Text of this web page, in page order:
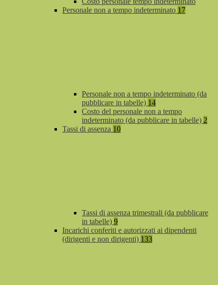
Personale non a tempo indeterminato 17
Personale non a tempo indeterminato (da
pubblicare in tabelle) 14
Costo del personale non a tempo
indeterminato (da pubblicare in tabelle) 2
Tassi di assenza 10
Tassi di assenza trimestrali (da pubblicare
in tabelle) 9
Incarichi conferiti e autorizzati ai dipendenti
(dirigenti e non dirigenti) 133